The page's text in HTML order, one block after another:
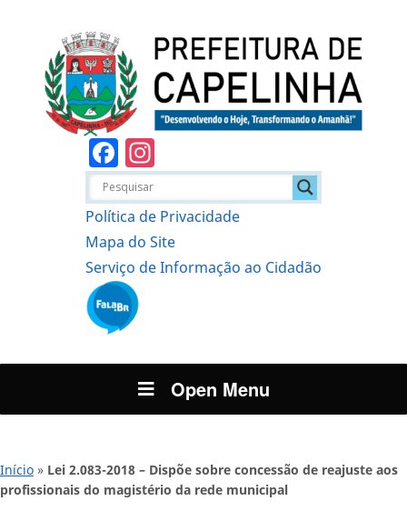
Facebook
Política de Privacidade
Mapa do Site
Serviço de Informação ao Cidadão
Open Menu
Início » Lei 2.083-2018 – Dispõe sobre concessão de reajuste aos
profissionais do magistério da rede municipal